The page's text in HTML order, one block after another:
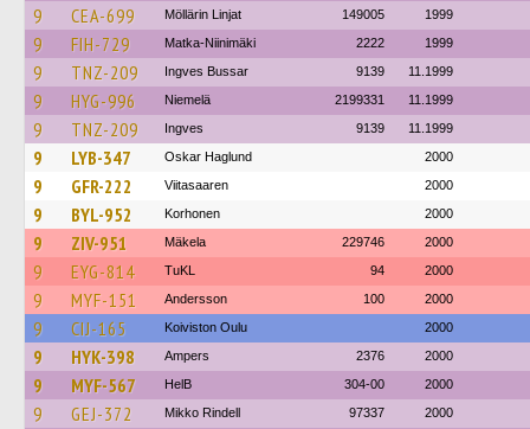
9 CEA-699 Möllärin Linjat 149005 1999
9 FIH-729 Matka-Niinimäki 2222 1999
9 TNZ-209 Ingves Bussar 9139 11.1999
9 HYG-996 Niemelä 2199331 11.1999
9 TNZ-209 Ingves 9139 11.1999
9 LYB-347 Oskar Haglund 2000
9 GFR-222 Viitasaaren 2000
9 BYL-952 Korhonen 2000
9 ZIV-951 Mäkela 229746 2000
9 EYG-814 TuKL 94 2000
9 MYF-151 Andersson 100 2000
9 CIJ-165 Koiviston Oulu 2000
9 HYK-398 Ampers 2376 2000
9 MYF-567 HelB 304-00 2000
9 GEJ-372 Mikko Rindell 97337 2000